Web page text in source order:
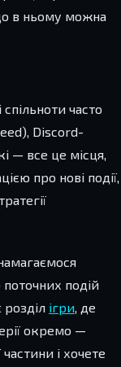
в ньому можна
часто
Discord-
— все це місця,
про нові події,
подій
ігри, де
окремо —
і хочете